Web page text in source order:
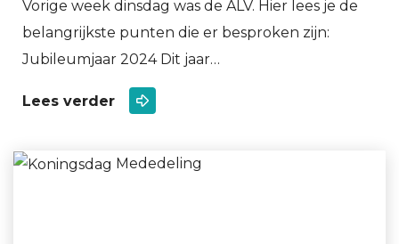
Vorige week dinsdag was de ALV. Hier lees je de
belangrijkste punten die er besproken zijn:
Jubileumjaar 2024 Dit jaar…
Lees verder
Mededeling